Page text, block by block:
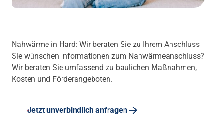
Nahwärme in Hard: Wir beraten Sie zu Ihrem Anschluss
Sie wünschen Informationen zum Nahwärmeanschluss?
Wir beraten Sie umfassend zu baulichen Maßnahmen,
Kosten und Förderangeboten.
Jetzt unverbindlich anfragen